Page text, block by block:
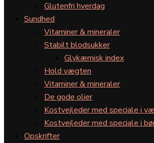
Glutenfri hverdag
Sundhed
Vitaminer & mineraler
Stabilt blodsukker
Glykæmisk index
Hold vægten
Vitaminer & mineraler
De gode olier
Kostvejleder med speciale i
Kostvejleder med speciale i
Opskrifter